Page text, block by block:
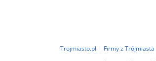
Trojmiasto.pl Firmy z Trójmiasta